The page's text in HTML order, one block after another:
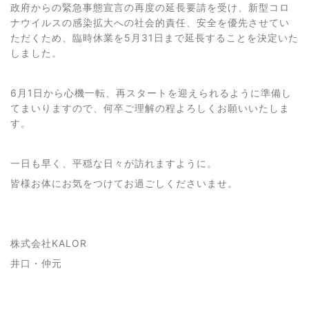
政府からの緊急事態宣言の再度の延長要請を受け、新型コロ
ナウイルスの感染拡大への社会的責任、安全を優先させてい
ただくため、臨時休業を5月31日まで延長することを決定いた
しました。
6月1日から心機一転、再スタートを迎えられるように準備し
てまいりますので、何卒ご理解の程よろしくお願いいたしま
す。
一日も早く、平穏な日々が訪れますように。
皆様お体にお気をつけてお過ごしくださいませ。
株式会社KALOR
井口・仲元